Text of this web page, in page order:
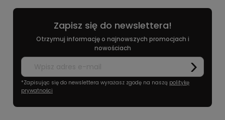
Zapisz się do newslettera!
Otrzymuj informację o najnowszych promocjach i
nowościach
*Zapisując się do newslettera wyrażasz zgodę na naszą politykę
prywatności